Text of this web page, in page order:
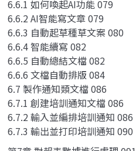
6.6.1 如何喚起AI功能 079
6.6.2 AI智能寫文章 079
6.6.3 自動起草種草文案 080
6.6.4 智能續寫 082
6.6.5 自動總結文檔 082
6.6.6 文檔自動排版 084
6.7 製作通知類文檔 086
6.7.1 創建培訓通知文檔 086
6.7.2 輸入並編排培訓通知 086
6.7.3 輸出並打印培訓通知 090